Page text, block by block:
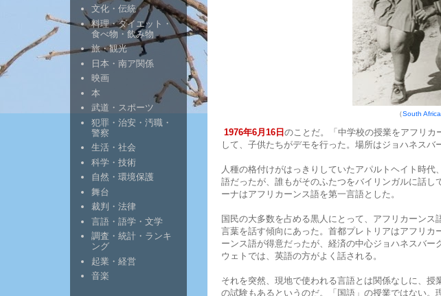
（South
1976年6月16日のことだ。「中学校の授業をアフリ
して、子供たちがデモを行った。場所はジョハネスバ
人種の格付けがはっきりしていたアパルトヘイト時
語だったが、誰もがそのふたつをバイリンガルに話
ーナはアフリカーンス語を第一言語とした。
国民の大多数を占める黒人にとって、アフリカーン
言葉を話す傾向にあった。首都プレトリアはアフリ
ーンス語が得意だったが、経済の中心ジョハネスバ
ウェトでは、英語の方がよく話される。
それを突然、現地で使われる言語とは関係なしに、
の試験もあるというのだ。「国語」の授業ではない
文化・伝統
料理・ダイエット・
食べ物・飲み物
旅・観光
日本・南ア関係
映画
本
武道・スポーツ
犯罪・治安・汚職・
警察
生活・社会
科学・技術
自然・環境保護
舞台
裁判・法律
言語・語学・文学
調査・統計・ランキ
ング
起業・経営
音楽